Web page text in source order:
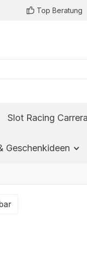
Top Beratung
Slot Racing
Geschenkideen